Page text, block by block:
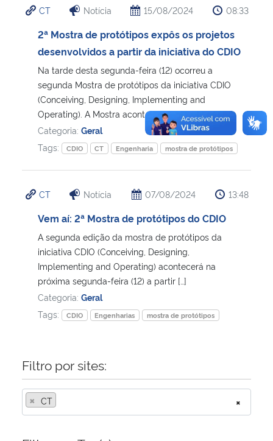
CT Notícia 15/08/2024 08:33
2ª Mostra de protótipos expôs os projetos
desenvolvidos a partir da iniciativa do CDIO
Na tarde desta segunda-feira (12) ocorreu a
segunda Mostra de protótipos da iniciativa CDIO
(Conceiving, Designing, Implementing and
Operating). A Mostra aconteceu […]
Categoria: Geral
Tags:
CDIO CT Engenharia mostra de protótipos
CT Notícia 07/08/2024 13:48
Vem aí: 2ª Mostra de protótipos do CDIO
A segunda edição da mostra de protótipos da
iniciativa CDIO (Conceiving, Designing,
Implementing and Operating) acontecerá na
próxima segunda-feira (12) a partir […]
Categoria: Geral
Tags:
CDIO Engenharias mostra de protótipos
Filtro por sites:
×
× CT